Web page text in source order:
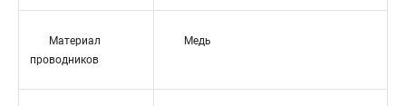
Материал
проводников
Медь